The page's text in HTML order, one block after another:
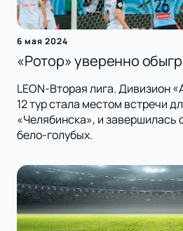
6 мая 2024
«Ротор» уверенно
LEON-Вторая лига. Дивизион
12 тур стала местом встречи
«Челябинска», и завершилась
бело-голубых.